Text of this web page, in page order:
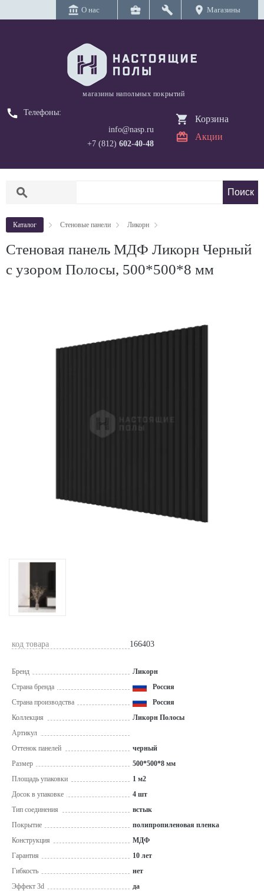
account_balance О нас business_center build location_on Магазины
магазины напольных покрытий
call
Телефоны:
info@nasp.ru
+7 (812) 602-40-48
Корзина
Акции
search
Каталог Стеновые панели Ликорн
Стеновая панель МДФ Ликорн Черный
с узором Полосы, 500*500*8 мм
код товара 166403
Бренд
Ликорн
Страна бренда
Россия
Страна производства
Россия
Коллекция
Ликорн Полосы
Артикул
Оттенок панелей
черный
Размер
500*500*8 мм
Площадь упаковки
1 м2
Досок в упаковке
4 шт
Тип соединения
встык
Покрытие
полипропиленовая пленка
Конструкция
МДФ
Гарантия
10 лет
Гибкость
нет
Эффект 3d
да